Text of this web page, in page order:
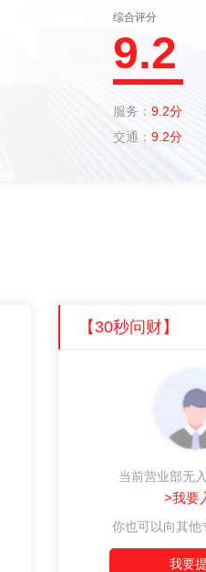
综合评分
9.2
服务： 9.2分
交通： 9.2分
【30秒问财】
当前营业部无
>我要
你也可以向其他
我要